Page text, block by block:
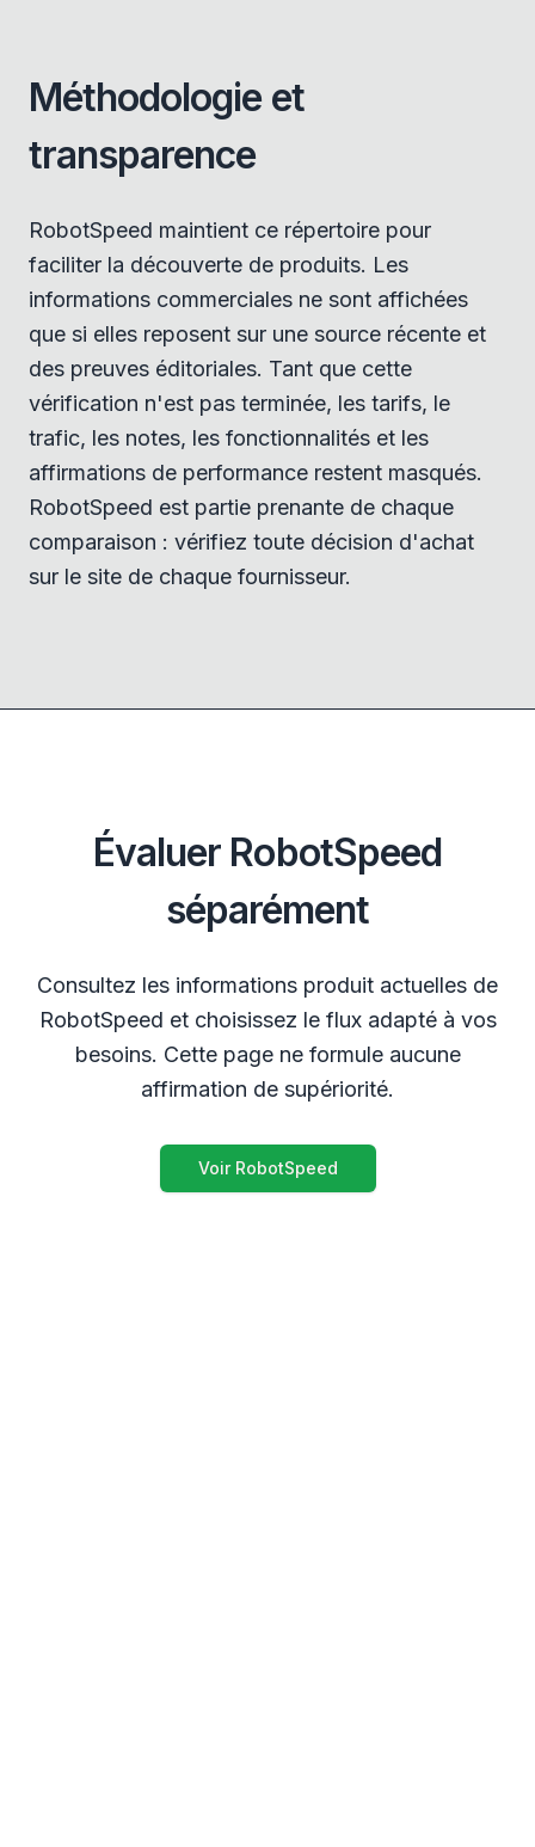
Méthodologie et
transparence
RobotSpeed maintient ce répertoire pour
faciliter la découverte de produits. Les
informations commerciales ne sont affichées
que si elles reposent sur une source récente et
des preuves éditoriales. Tant que cette
vérification n'est pas terminée, les tarifs, le
trafic, les notes, les fonctionnalités et les
affirmations de performance restent masqués.
RobotSpeed est partie prenante de chaque
comparaison : vérifiez toute décision d'achat
sur le site de chaque fournisseur.
Évaluer RobotSpeed
séparément
Consultez les informations produit actuelles de
RobotSpeed et choisissez le flux adapté à vos
besoins. Cette page ne formule aucune
affirmation de supériorité.
Voir RobotSpeed